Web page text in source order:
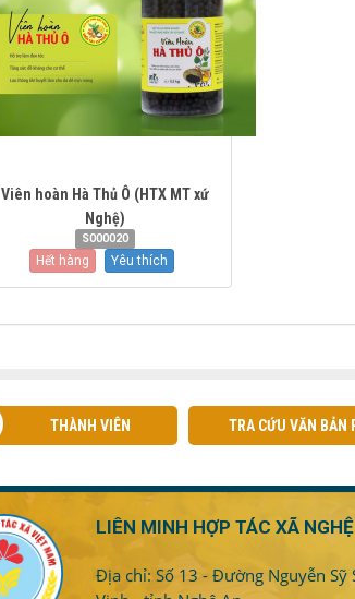
Viên hoàn Hà Thủ Ô (HTX MT xứ
Nghệ)
S000020
Hết hàng Yêu thích
THÀNH VIÊN TRA CỨU VĂN BẢN
LIÊN MINH HỢP TÁC XÃ
Địa chỉ: Số 13 - Đường Nguyễn Sỹ